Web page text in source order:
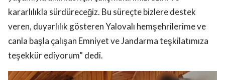
kararlılıkla sürdüreceğiz. Bu süreçte bizlere destek
veren, duyarlılık gösteren Yalovalı hemşehrilerime ve
canla başla çalışan Emniyet ve Jandarma teşkilatımıza
teşekkür ediyorum” dedi.